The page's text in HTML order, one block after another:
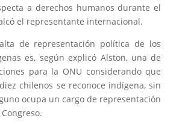
a derechos humanos durante el
el representante internacional.
de representación política de los
es, según explicó Alston, una de
para la ONU considerando que
chilenos se reconoce indígena, sin
ocupa un cargo de representación